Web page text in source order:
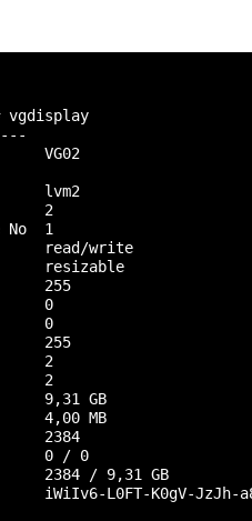
vgdisplay
VG02
lvm2
2
No  1
read/write
resizable
255
0
0
255
2
2
9,31 GB
4,00 MB
2384
0 / 0
2384 / 9,31 GB
iWiIv6-L0FT-K0gV-JzJh-